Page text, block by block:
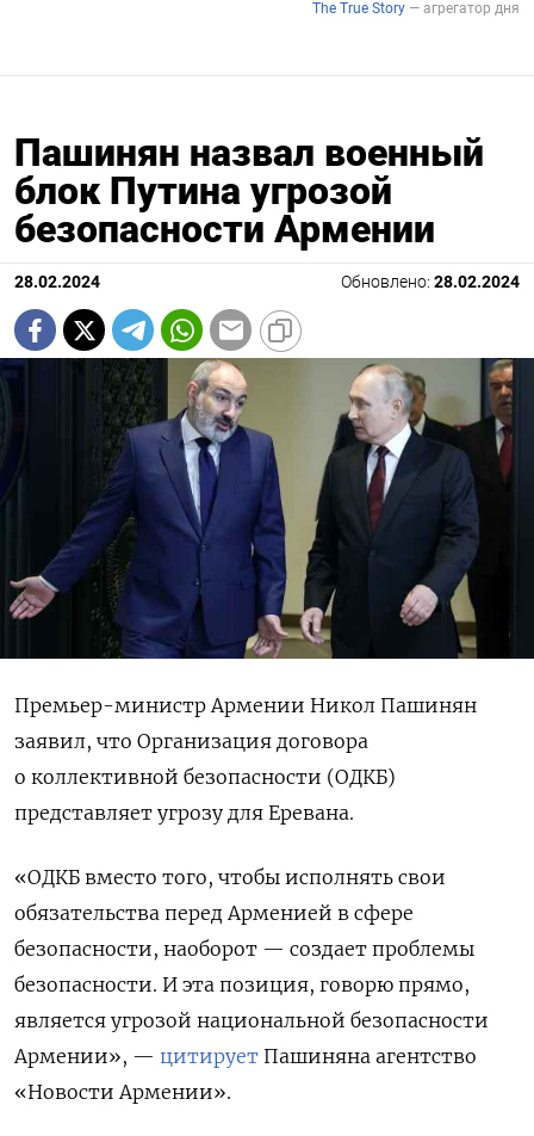
Пашинян назвал военный
блок Путина угрозой
безопасности Армении
28.02.2024 Обновлено: 28.02.2024
Премьер-министр Армении Никол Пашинян
заявил, что Организация договора
о коллективной безопасности (ОДКБ)
представляет угрозу для Еревана.
«ОДКБ вместо того, чтобы исполнять свои
обязательства перед Арменией в сфере
безопасности, наоборот — создает проблемы
безопасности. И эта позиция, говорю прямо,
является угрозой национальной безопасности
Армении», — цитирует Пашиняна агентство
«Новости Армении».